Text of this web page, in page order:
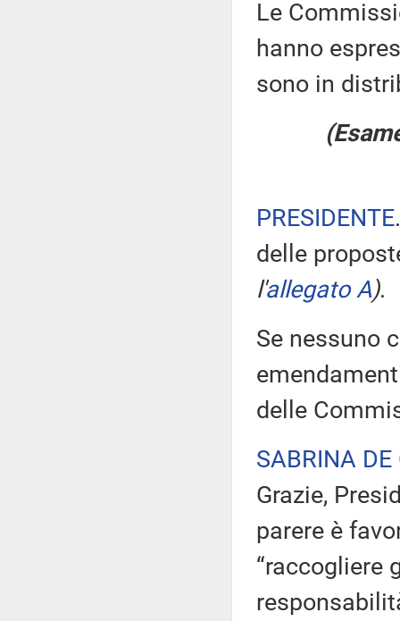
Le
hanno
sono in
PRESIDENTE
delle
l'allegato A).
Se nessuno
delle
SABRINA DE
Grazie,
parere è
“raccogliere